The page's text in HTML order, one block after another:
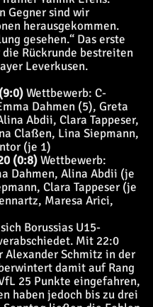
Gegner sind wir
herausgekommen.
gesehen.“ Das erste
Rückrunde bestreiten
Leverkusen.
Wettbewerb: C-
Dahmen (5), Greta
Abdii, Clara Tappeser,
Claßen, Lina Siepmann,
(je 1)
(0:8)Wettbewerb:
Dahmen, Alina Abdii (je
Clara Tappeser (je
Maresa Arici,
Borussias U15-
Mit 22:0
Alexander Schmitz in der
damit auf Rang
25 Punkte eingefahren,
haben jedoch bis zu drei